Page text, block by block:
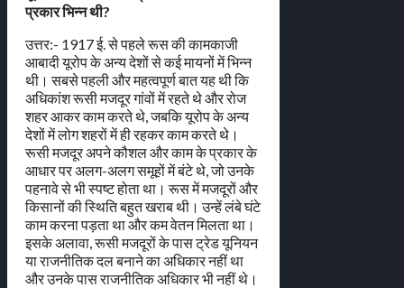
प्रकार भिन्न थी?
उत्तर:- 1917 ई. से पहले रूस की कामकाजी
आबादी यूरोप के अन्य देशों से कई मायनों में भिन्न
थी। सबसे पहली और महत्वपूर्ण बात यह थी कि
अधिकांश रूसी मजदूर गांवों में रहते थे और रोज
शहर आकर काम करते थे, जबकि यूरोप के अन्य
देशों में लोग शहरों में ही रहकर काम करते थे।
रूसी मजदूर अपने कौशल और काम के प्रकार के
आधार पर अलग-अलग समूहों में बंटे थे, जो उनके
पहनावे से भी स्पष्ट होता था। रूस में मजदूरों और
किसानों की स्थिति बहुत खराब थी। उन्हें लंबे घंटे
काम करना पड़ता था और कम वेतन मिलता था।
इसके अलावा, रूसी मजदूरों के पास ट्रेड यूनियन
या राजनीतिक दल बनाने का अधिकार नहीं था
और उनके पास राजनीतिक अधिकार भी नहीं थे।